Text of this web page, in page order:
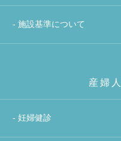
- 施設基準について
産婦
- 妊婦健診